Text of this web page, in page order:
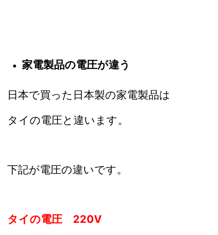
家電製品の電圧が違う
日本で買った日本製の家電製品は
タイの電圧と違います。
下記が電圧の違いです。
タイの電圧 220V